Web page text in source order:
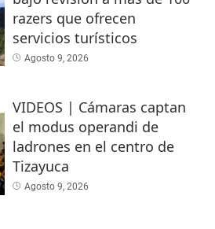
razers que ofrecen
servicios turísticos
Agosto 9, 2026
VIDEOS | Cámaras captan
el modus operandi de
ladrones en el centro de
Tizayuca
Agosto 9, 2026